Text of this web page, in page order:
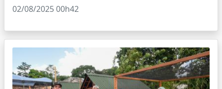
02/08/2025 00h42